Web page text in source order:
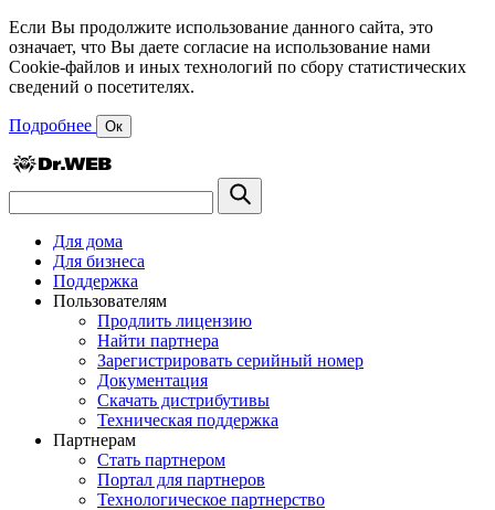
Если Вы продолжите использование данного сайта, это
означает, что Вы даете согласие на использование нами
Cookie-файлов и иных технологий по сбору статистических
сведений о посетителях.
Подробнее Ок
Для дома
Для бизнеса
Поддержка
Пользователям
Продлить лицензию
Найти партнера
Зарегистрировать серийный номер
Документация
Скачать дистрибутивы
Техническая поддержка
Партнерам
Стать партнером
Портал для партнеров
Технологическое партнерство